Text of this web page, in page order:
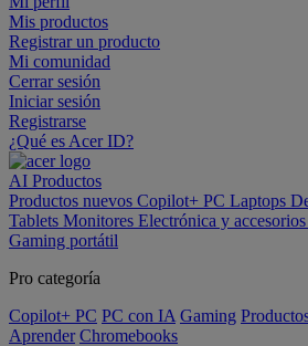
Mis productos
Registrar un producto
Mi comunidad
Cerrar sesión
Iniciar sesión
Registrarse
¿Qué es Acer ID?
AI Productos
Productos nuevos Copilot+ PC Laptops
Tablets Monitores Electrónica y accesorios
Gaming portátil
Pro categoría
Copilot+ PC PC con IA Gaming
Aprender Chromebooks